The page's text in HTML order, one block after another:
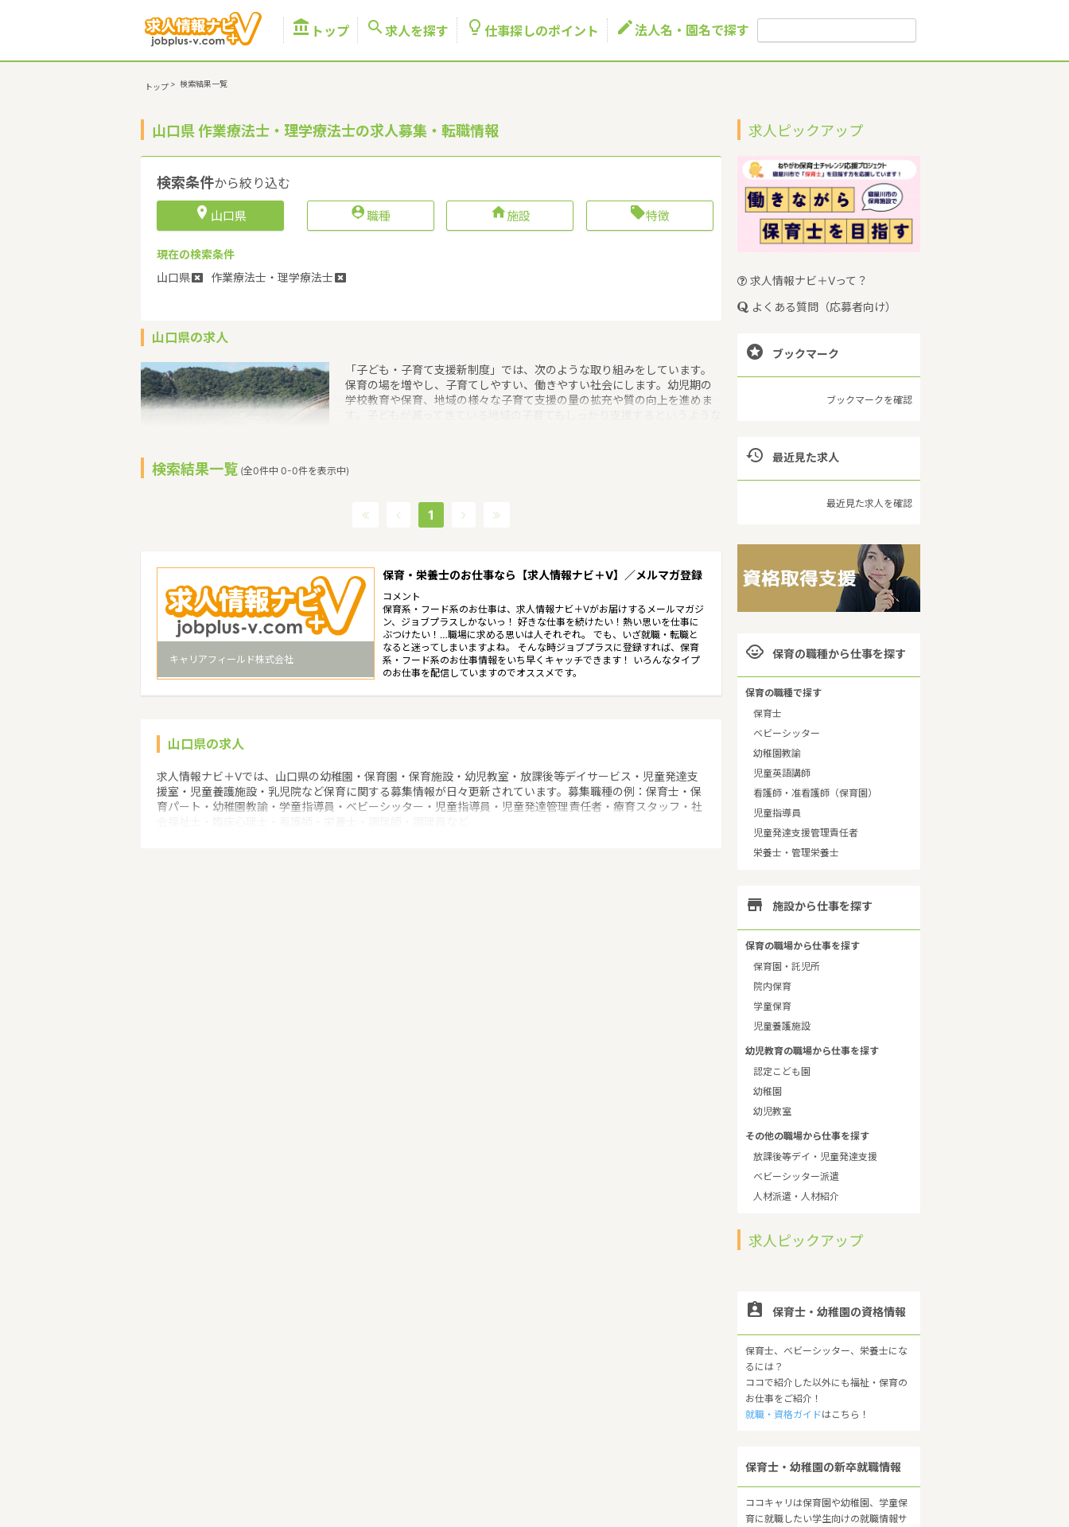
 トップ  求人を探す  仕事探しのポイント 法人名・園名で探す
トップ > 検索結果一覧
山口県 作業療法士・理学療法士の求人募集・転職情報
検索条件から絞り込む
 山口県 職種 施設 特徴
現在の検索条件
山口県
作業療法士・理学療法士
山口県の求人
「子ども・子育て支援新制度」では、次のような取り組みをしています。
保育の場を増やし、子育てしやすい、働きやすい社会にします。幼児期の
学校教育や保育、地域の様々な子育て支援の量の拡充や質の向上を進めま
市町村は19。山口県の家賃相場：6.0万円（2017年10月賃貸住宅 D-room
きくは、瀬戸内海沿岸地域、内陸山間地域、日本海沿岸地域の３つに分け
られます。我が国最大のカルスト台地と鍾乳洞をもつ秋吉台（あきよしだ
検索結果一覧 (全0件中 0-0件を表示中)
1
キャリアフィールド株式会社
保育・栄養士のお仕事なら【求人情報ナビ＋V】／メルマガ登録
コメント
保育系・フード系のお仕事は、求人情報ナビ＋Vがお届けするメールマガジ
ン、ジョブプラスしかないっ！ 好きな仕事を続けたい！熱い思いを仕事に
ぶつけたい！…職場に求める思いは人それぞれ。 でも、いざ就職・転職と
なると迷ってしまいますよね。 そんな時ジョブプラスに登録すれば、保育
系・フード系のお仕事情報をいち早くキャッチできます！ いろんなタイプ
のお仕事を配信していますのでオススメです。
山口県の求人
求人情報ナビ＋Vでは、山口県の幼稚園・保育園・保育施設・幼児教室・放課後等デイサービス・児童発達支
援室・児童養護施設・乳児院など保育に関する募集情報が日々更新されています。募集職種の例：保育士・保
育パート・幼稚園教諭・学童指導員・ベビーシッター・児童指導員・児童発達管理責任者・療育スタッフ・社
求人ピックアップ
求人情報ナビ＋Vって？
よくある質問（応募者向け）
 ブックマーク
ブックマークを確認
 最近見た求人
最近見た求人を確認
 保育の職種から仕事を探す
保育の職種で探す
保育士
ベビーシッター
幼稚園教諭
児童英語講師
看護師・准看護師（保育園）
児童指導員
児童発達支援管理責任者
栄養士・管理栄養士
 施設から仕事を探す
保育の職場から仕事を探す
保育園・託児所
院内保育
学童保育
児童養護施設
幼児教育の職場から仕事を探す
認定こども園
幼稚園
幼児教室
その他の職場から仕事を探す
放課後等デイ・児童発達支援
ベビーシッター派遣
人材派遣・人材紹介
求人ピックアップ
 保育士・幼稚園の資格情報
保育士、ベビーシッター、栄養士にな
るには？
ココで紹介した以外にも福祉・保育の
お仕事をご紹介！
就職・資格ガイドはこちら！
保育士・幼稚園の新卒就職情報
ココキャリは保育園や幼稚園、学童保
育に就職したい学生向けの就職情報サ